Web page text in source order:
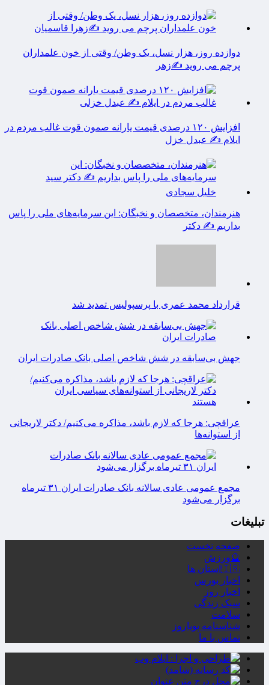
دوازده روز، هزار نسل، یک وطن/ وقتی از خون علمداران
پرچم می روید ✍️زهر
افزایش ۱۲۰ درصدی قیمت یارانه صمون قوت غالب مردم در
ایلام ✍️ عبدل خزل
هنرمندان، متخصصان و نخبگان: این سرمایه‌های ملی را پاس
بداریم ✍️ دکتر
قرارداد محمد عمری با پرسپولیس تمدید شد
جهش بی‌سابقه در شش شاخص اصلی بانک صادرات ایران
عراقچی: هرجا که لازم باشد، مذاکره می‌کنیم/ دکتر لاریجانی
از استوانه‌ها
مجمع عمومی عادی سالانه بانک صادرات ایران ۳۱ تیرماه
برگزار می‌شود
تبلیغات
صفحه نخست
🔮ورزش
🇮🇷استان ها
اخبار بورس
اخبار روز
سبک زندگی
سلامت
شناسنامه پویاروز
تماس با ما